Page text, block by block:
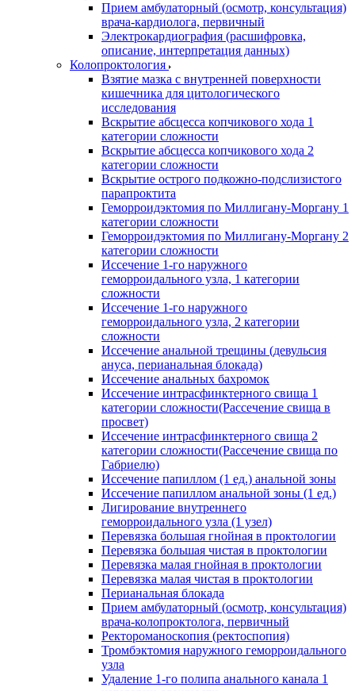
Прием амбулаторный (осмотр, консультация)
врача-кардиолога, первичный
Электрокардиография (расшифровка,
описание, интерпретация данных)
Колопроктология
Взятие мазка с внутренней поверхности
кишечника для цитологического
исследования
Вскрытие абсцесса копчикового хода 1
категории сложности
Вскрытие абсцесса копчикового хода 2
категории сложности
Вскрытие острого подкожно-подслизистого
парапроктита
Геморроидэктомия по Миллигану-Моргану 1
категории сложности
Геморроидэктомия по Миллигану-Моргану 2
категории сложности
Иссечение 1-го наружного
геморроидального узла, 1 категории
сложности
Иссечение 1-го наружного
геморроидального узла, 2 категории
сложности
Иссечение анальной трещины (девульсия
ануса, перианальная блокада)
Иссечение анальных бахромок
Иссечение интрасфинктерного свища 1
категории сложности(Рассечение свища в
просвет)
Иссечение интрасфинктерного свища 2
категории сложности(Рассечение свища по
Габриелю)
Иссечение папиллом (1 ед.) анальной зоны
Иссечение папиллом анальной зоны (1 ед.)
Лигирование внутреннего
геморроидального узла (1 узел)
Перевязка большая гнойная в проктологии
Перевязка большая чистая в проктологии
Перевязка малая гнойная в проктологии
Перевязка малая чистая в проктологии
Перианальная блокада
Прием амбулаторный (осмотр, консультация)
врача-колопроктолога, первичный
Ректороманоскопия (ректоспопия)
Тромбэктомия наружного геморроидального
узла
Удаление 1-го полипа анального канала 1